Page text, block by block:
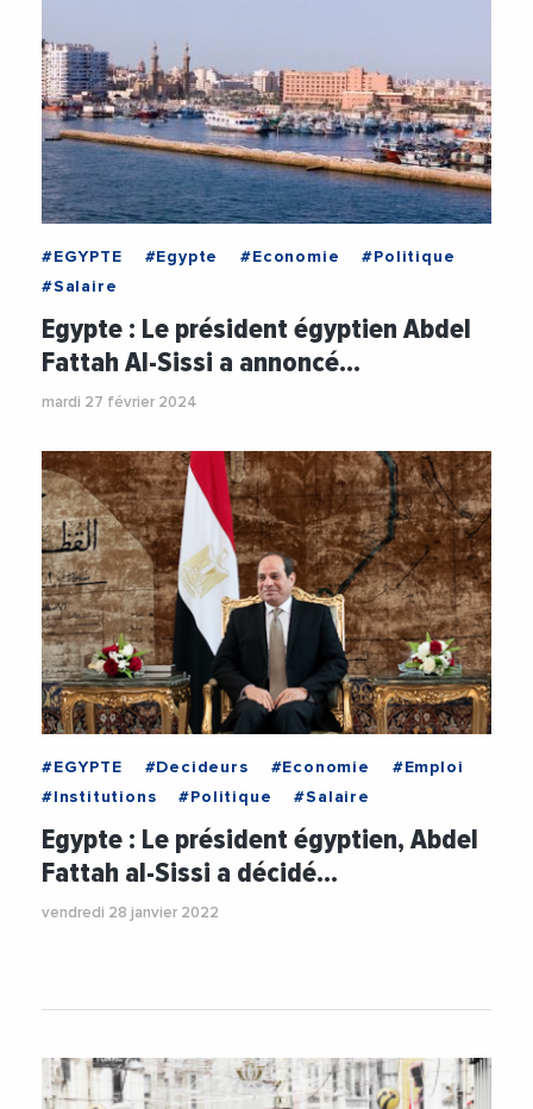
#EGYPTE #Egypte #Economie
#Politique
#Salaire
Egypte : Le président égyptien Abdel
Fattah Al-Sissi a annoncé…
mardi 27 février 2024
#EGYPTE #Decideurs #Economie
#Emploi
#Institutions
#Politique #Salaire
Egypte : Le président égyptien, Abdel
Fattah al-Sissi a décidé…
vendredi 28 janvier 2022